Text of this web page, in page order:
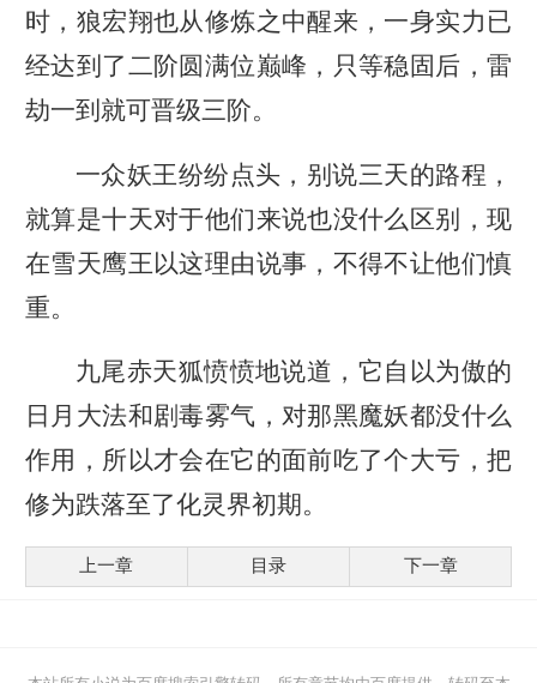
时，狼宏翔也从修炼之中醒来，一身实力已
经达到了二阶圆满位巅峰，只等稳固后，雷
劫一到就可晋级三阶。
一众妖王纷纷点头，别说三天的路程，
就算是十天对于他们来说也没什么区别，现
在雪天鹰王以这理由说事，不得不让他们慎
重。
九尾赤天狐愤愤地说道，它自以为傲的
日月大法和剧毒雾气，对那黑魔妖都没什么
作用，所以才会在它的面前吃了个大亏，把
修为跌落至了化灵界初期。
上一章 目录 下一章